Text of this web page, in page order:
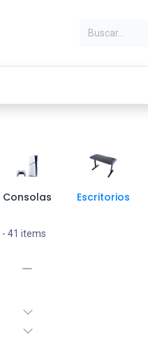
Consolas Escritorios
- 41 items